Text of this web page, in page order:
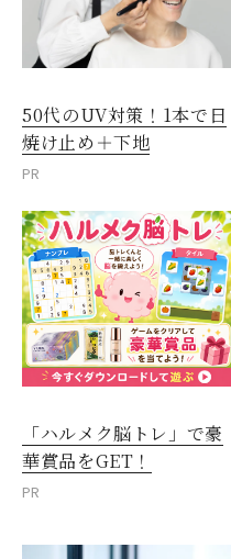
50代のUV対策！1本で日
焼け止め＋下地
PR
「ハルメク脳トレ」で豪
華賞品をGET！
PR